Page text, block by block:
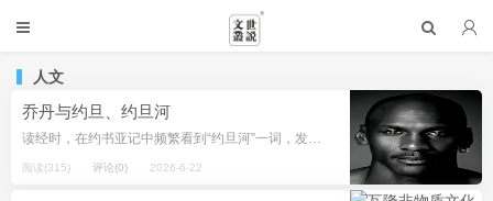
人文
乔丹与约旦、约旦河
读经时，在约书亚记中频繁看到“约旦河”一词，发现一个单词Jordan眼熟，一下想到老美篮球球星迈克尔·乔丹（Michael Jordan），这个姓氏是否来自圣经？与约旦是否有关？而现在约旦王国的名字，是否也与圣经有关呢？...
阅读(315) 评论(0) 2026-6-22